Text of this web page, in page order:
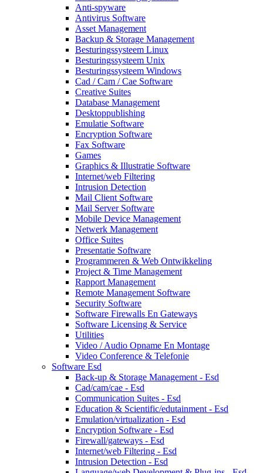
Anti-spyware
Antivirus Software
Asset Management
Backup & Storage Management
Besturingssysteem Linux
Besturingssysteem Unix
Besturingssysteem Windows
Cad / Cam / Cae Software
Creative Suites
Database Management
Desktoppublishing
Emulatie Software
Encryption Software
Fax Software
Games
Graphics & Illustratie Software
Internet/web Filtering
Intrusion Detection
Mail Client Software
Mail Server Software
Mobile Device Management
Netwerk Management
Office Suites
Presentatie Software
Programmeren & Web Ontwikkeling
Project & Time Management
Rapport Management
Remote Management Software
Security Software
Software Firewalls En Gateways
Software Licensing & Service
Utilities
Video / Audio Opname En Montage
Video Conference & Telefonie
Software Esd
Back-up & Storage Management - Esd
Cad/cam/cae - Esd
Communication Suites - Esd
Education & Scientific/edutainment - Esd
Emulation/virtualization - Esd
Encryption Software - Esd
Firewall/gateways - Esd
Internet/web Filtering - Esd
Intrusion Detection - Esd